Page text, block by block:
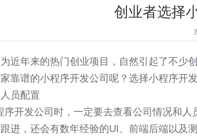
引流获客系统
网站和微信平台整合方案
创业者选择
近年来的热门创业项目 ，自然引起了不少
靠谱的小程序开发公司呢？选择小程序开
员配置
序开发公司时，一定要去查看公司情况和
进，还会有数年经验的UI、前端后端以及